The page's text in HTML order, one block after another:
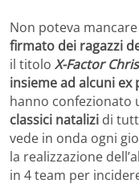
Non poteva
firmato dei ragazzi
il titolo X-Factor
insieme ad alcuni
hanno confezionato
classici natalizi di
vede in onda ogni
la realizzazione
in 4 team per